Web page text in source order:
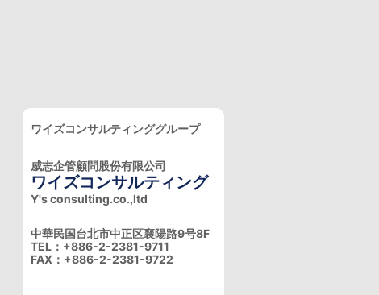
ワイズコンサルティンググループ
威志企管顧問股份有限公司
ワイズコンサルティング
Y's consulting.co.,ltd
中華民国台北市中正区襄陽路9号8F
TEL：+886-2-2381-9711
FAX：+886-2-2381-9722